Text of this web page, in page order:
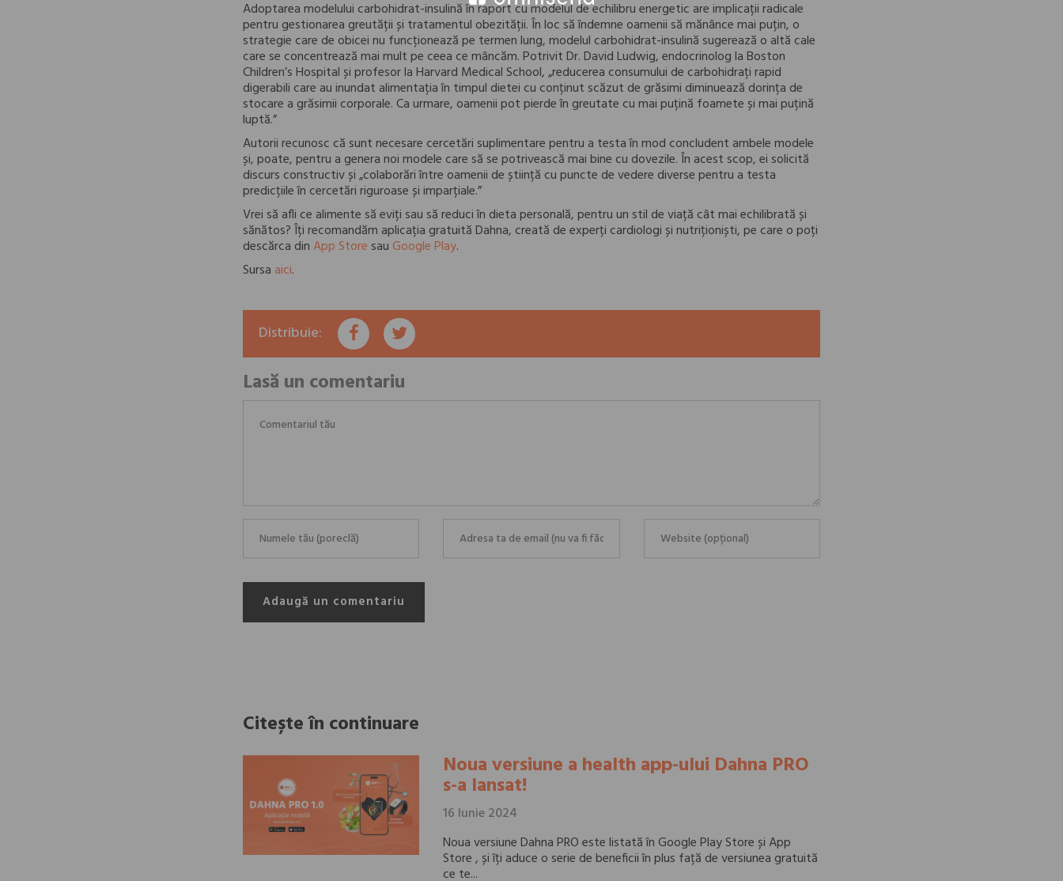
Adoptarea modelului carbohidrat-insulină în raport cu modelul de echilibru energetic are implicații radicale
pentru gestionarea greutății și tratamentul obezității. În loc să îndemne oamenii să mănânce mai puțin, o
strategie care de obicei nu funcționează pe termen lung, modelul carbohidrat-insulină sugerează o altă cale
care se concentrează mai mult pe ceea ce mâncăm. Potrivit Dr. David Ludwig, endocrinolog la Boston
Children’s Hospital și profesor la Harvard Medical School, „reducerea consumului de carbohidrați rapid
digerabili care au inundat alimentația în timpul dietei cu conținut scăzut de grăsimi diminuează dorința de
stocare a grăsimii corporale. Ca urmare, oamenii pot pierde în greutate cu mai puțină foamete și mai puțină
luptă.”
Autorii recunosc că sunt necesare cercetări suplimentare pentru a testa în mod concludent ambele modele
și, poate, pentru a genera noi modele care să se potrivească mai bine cu dovezile. În acest scop, ei solicită
discurs constructiv și „colaborări între oamenii de știință cu puncte de vedere diverse pentru a testa
predicțiile în cercetări riguroase și imparțiale.”
Vrei să afli ce alimente să eviți sau să reduci în dieta personală, pentru un stil de viață cât mai echilibrată și
sănătos? Îți recomandăm aplicația gratuită Dahna, creată de experți cardiologi și nutriționiști, pe care o poți
descărca dinApp Store sau Google Play.
Sursa aici.
Distribuie:
Lasă un comentariu
Adaugă un comentariu
Citește în continuare
Noua versiune a health app-ului Dahna PRO
s-a lansat!
16 Iunie 2024
Noua versiune Dahna PRO este listată în Google Play Store și App
Store , și îți aduce o serie de beneficii în plus față de versiunea gratuită
ce te...